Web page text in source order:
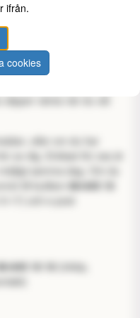
att besöka vår
i veckan (vissa
vet vad du ska ha får du
och välja
slipper vänta när du väl
eller om du har
av dig. Enklast för oss är
samma dag. Om du
till butiken
08-645 10
17) och e-post
645 10 10 (inköp,
ifrån.
cookies